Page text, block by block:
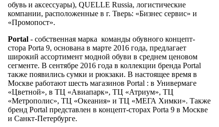
обувь и аксессуары), QUELLE Russia, логистические
компании, расположенные в г. Тверь: «Бизнес сервис» и
«Промопост».
Portal - собственная марка команды обувного концепт-
стора Porta 9, основана в марте 2016 года, предлагает
широкий ассортимент модной обуви в среднем ценовом
сегменте. В сентябре 2016 года в коллекции бренда Portal
также появились сумки и рюкзаки. В настоящее время в
Москве работают шесть магазинов Portal : в Универмаге
«Цветной», в ТЦ «Авиапарк», ТЦ «Атриум», ТЦ
«Метрополис», ТЦ «Океания» и ТЦ «МЕГА Химки». Также
бренд Portal представлен в концепт-сторах Porta 9 в Москве
и Санкт-Петербурге.